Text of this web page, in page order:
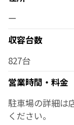
ー
収容台数
827台
営業時間・料金
駐車場の詳細は
ください。